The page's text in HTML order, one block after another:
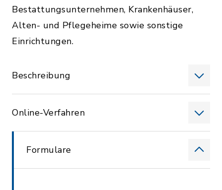
Bestattungsunternehmen, Krankenhäuser,
Alten- und Pflegeheime sowie sonstige
Einrichtungen.
Beschreibung
Online-Verfahren
Formulare